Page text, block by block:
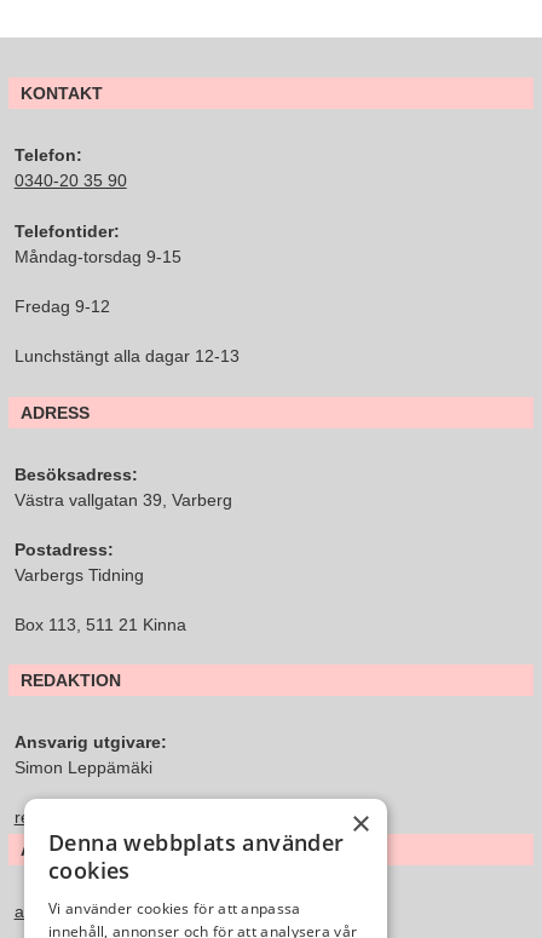
KONTAKT
Telefon:
0340-20 35 90
Telefontider:
Måndag-torsdag 9-15
Fredag 9-12
Lunchstängt alla dagar 12-13
ADRESS
Besöksadress:
Västra vallgatan 39, Varberg
Postadress:
Varbergs Tidning
Box 113, 511 21 Kinna
REDAKTION
Ansvarig utgivare:
Simon Leppämäki
redaktion@varbergstidning.se
ANNONS & FÖRSÄLJNING
annons@varbergstidning.se
×
Denna webbplats använder
cookies
Vi använder cookies för att anpassa
innehåll, annonser och för att analysera vår